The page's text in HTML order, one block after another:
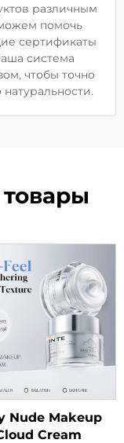
различным
помочь
сертификаты
система
чтобы точно
Nude Makeup
Cream